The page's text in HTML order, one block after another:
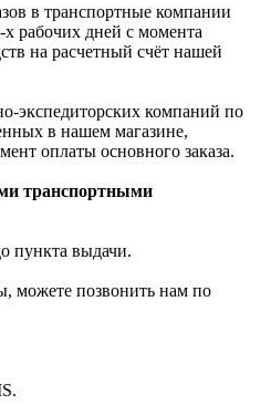
в транспортные компании
х рабочих дней с момента
на расчетный счёт нашей
экспедиторских компаний по
в нашем магазине,
оплаты основного заказа.
транспортными
пункта выдачи.
можете позвонить нам по